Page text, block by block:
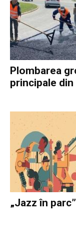
Plombarea
principale din
„Jazz în